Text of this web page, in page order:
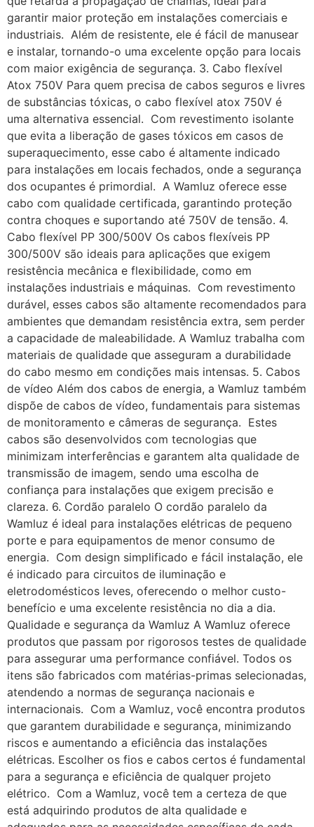
garantir maior proteção em instalações comerciais e
industriais. Além de resistente, ele é fácil de manusear
e instalar, tornando-o uma excelente opção para locais
com maior exigência de segurança. 3. Cabo flexível
Atox 750V Para quem precisa de cabos seguros e livres
de substâncias tóxicas, o cabo flexível atox 750V é
uma alternativa essencial. Com revestimento isolante
que evita a liberação de gases tóxicos em casos de
superaquecimento, esse cabo é altamente indicado
para instalações em locais fechados, onde a segurança
dos ocupantes é primordial. A Wamluz oferece esse
cabo com qualidade certificada, garantindo proteção
contra choques e suportando até 750V de tensão. 4.
Cabo flexível PP 300/500V Os cabos flexíveis PP
300/500V são ideais para aplicações que exigem
resistência mecânica e flexibilidade, como em
instalações industriais e máquinas. Com revestimento
durável, esses cabos são altamente recomendados para
ambientes que demandam resistência extra, sem perder
a capacidade de maleabilidade. A Wamluz trabalha com
materiais de qualidade que asseguram a durabilidade
do cabo mesmo em condições mais intensas. 5. Cabos
de vídeo Além dos cabos de energia, a Wamluz também
dispõe de cabos de vídeo, fundamentais para sistemas
de monitoramento e câmeras de segurança. Estes
cabos são desenvolvidos com tecnologias que
minimizam interferências e garantem alta qualidade de
transmissão de imagem, sendo uma escolha de
confiança para instalações que exigem precisão e
clareza. 6. Cordão paralelo O cordão paralelo da
Wamluz é ideal para instalações elétricas de pequeno
porte e para equipamentos de menor consumo de
energia. Com design simplificado e fácil instalação, ele
é indicado para circuitos de iluminação e
eletrodomésticos leves, oferecendo o melhor custo-
benefício e uma excelente resistência no dia a dia.
Qualidade e segurança da Wamluz A Wamluz oferece
produtos que passam por rigorosos testes de qualidade
para assegurar uma performance confiável. Todos os
itens são fabricados com matérias-primas selecionadas,
atendendo a normas de segurança nacionais e
internacionais. Com a Wamluz, você encontra produtos
que garantem durabilidade e segurança, minimizando
riscos e aumentando a eficiência das instalações
elétricas. Escolher os fios e cabos certos é fundamental
para a segurança e eficiência de qualquer projeto
elétrico. Com a Wamluz, você tem a certeza de que
está adquirindo produtos de alta qualidade e